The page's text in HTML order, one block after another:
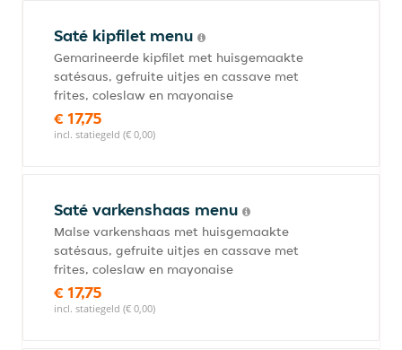
Saté kipfilet menu
Gemarineerde kipfilet met huisgemaakte
satésaus, gefruite uitjes en cassave met
frites, coleslaw en mayonaise
€ 17,75
incl. statiegeld (€ 0,00)
Saté varkenshaas menu
Malse varkenshaas met huisgemaakte
satésaus, gefruite uitjes en cassave met
frites, coleslaw en mayonaise
€ 17,75
incl. statiegeld (€ 0,00)